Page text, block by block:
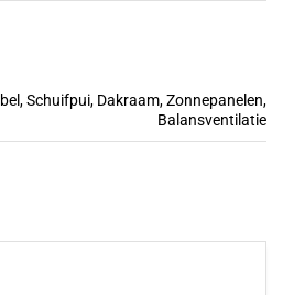
Schuifpui, Dakraam, Zonnepanelen,
Balansventilatie